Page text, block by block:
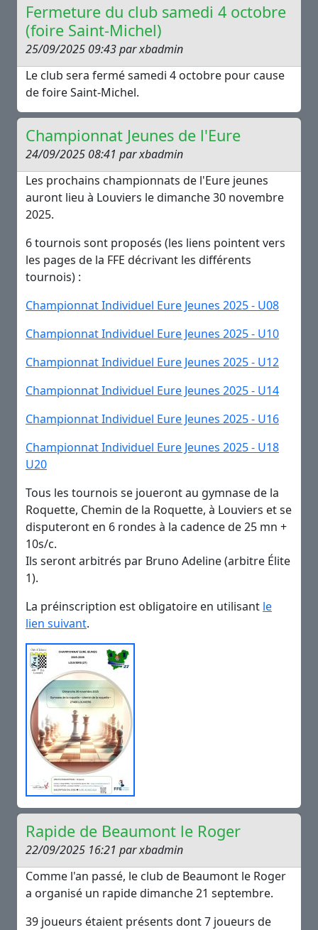
Fermeture du club samedi 4 octobre
(foire Saint-Michel)
25/09/2025 09:43 par xbadmin
Le club sera fermé samedi 4 octobre pour cause
de foire Saint-Michel.
Championnat Jeunes de l'Eure
24/09/2025 08:41 par xbadmin
Les prochains championnats de l'Eure jeunes
auront lieu à Louviers le dimanche 30 novembre
2025.
6 tournois sont proposés (les liens pointent vers
les pages de la FFE décrivant les différents
tournois) :
Championnat Individuel Eure Jeunes 2025 - U08
Championnat Individuel Eure Jeunes 2025 - U10
Championnat Individuel Eure Jeunes 2025 - U12
Championnat Individuel Eure Jeunes 2025 - U14
Championnat Individuel Eure Jeunes 2025 - U16
Championnat Individuel Eure Jeunes 2025 - U18
U20
Tous les tournois se joueront au gymnase de la
Roquette, Chemin de la Roquette, à Louviers et se
disputeront en 6 rondes à la cadence de 25 mn +
10s/c.
Ils seront arbitrés par Bruno Adeline (arbitre Élite
1).
La préinscription est obligatoire en utilisant le
lien suivant.
Rapide de Beaumont le Roger
22/09/2025 16:21 par xbadmin
Comme l'an passé, le club de Beaumont le Roger
a organisé un rapide dimanche 21 septembre.
39 joueurs étaient présents dont 7 joueurs de